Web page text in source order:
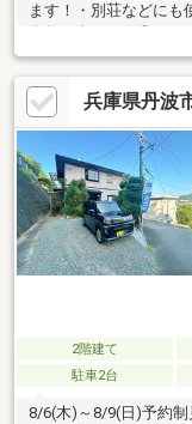
ます！・別荘などにも
エコキュート交換・２
ア、畳、壁紙、襖、障
提携をとっております
画、事前審査などもお
兵庫県丹波
2階建て
駐車2台
8/6(木)～8/9(日)予約制